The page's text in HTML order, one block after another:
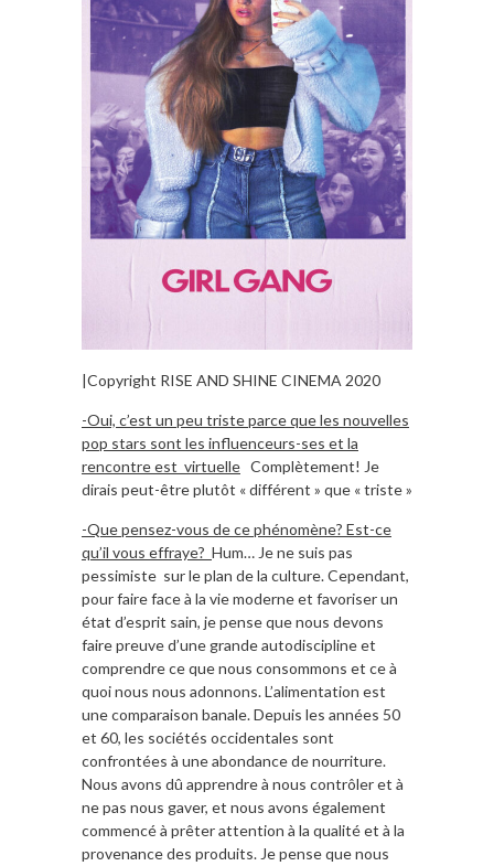
|Copyright RISE AND SHINE CINEMA 2020
-Oui, c’est un peu triste parce que les nouvelles
pop stars sont les influenceurs-ses et la
rencontre est virtuelle Complètement! Je
dirais peut-être plutôt « différent » que « triste »
-Que pensez-vous de ce phénomène? Est-ce
qu’il vous effraye? Hum… Je ne suis pas
pessimiste sur le plan de la culture. Cependant,
pour faire face à la vie moderne et favoriser un
état d’esprit sain, je pense que nous devons
faire preuve d’une grande autodiscipline et
comprendre ce que nous consommons et ce à
quoi nous nous adonnons. L’alimentation est
une comparaison banale. Depuis les années 50
et 60, les sociétés occidentales sont
confrontées à une abondance de nourriture.
Nous avons dû apprendre à nous contrôler et à
ne pas nous gaver, et nous avons également
commencé à prêter attention à la qualité et à la
provenance des produits. Je pense que nous